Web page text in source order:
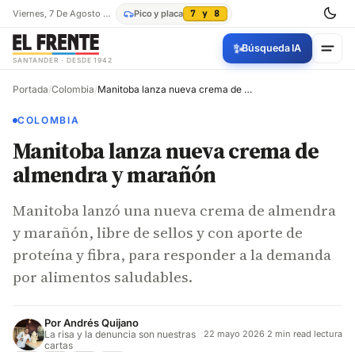
Viernes, 7 De Agosto De 2026 Pico y placa 7 y 8
SANTANDER · DESDE 1942
✨Búsqueda IA
Portada/Colombia/ Manitoba lanza nueva crema de almendra y marañón
COLOMBIA
Manitoba lanza nueva crema de
almendra y marañón
Manitoba lanzó una nueva crema de almendra
y marañón, libre de sellos y con aporte de
proteína y fibra, para responder a la demanda
por alimentos saludables.
PorAndrés Quijano
La risa y la denuncia son nuestras
cartas
22 mayo 2026·2 min read lectura